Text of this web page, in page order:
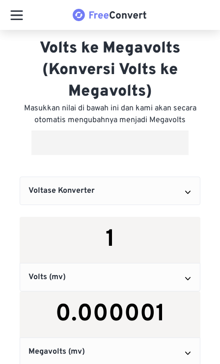
Volts ke Megavolts
(Konversi Volts ke
Megavolts)
Masukkan nilai di bawah ini dan kami akan secara
otomatis mengubahnya menjadi Megavolts